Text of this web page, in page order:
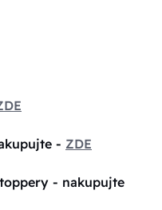
- ZDE
- nakupujte